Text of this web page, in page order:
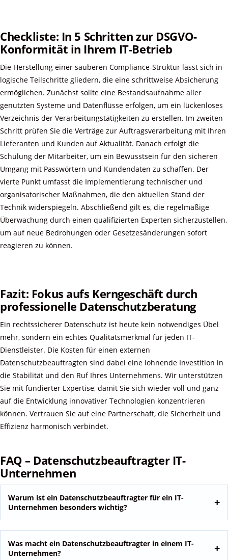
Checkliste: In 5 Schritten zur DSGVO-
Konformität in Ihrem IT-Betrieb
Die Herstellung einer sauberen Compliance-Struktur lässt sich in
logische Teilschritte gliedern, die eine schrittweise Absicherung
ermöglichen. Zunächst sollte eine Bestandsaufnahme aller
genutzten Systeme und Datenflüsse erfolgen, um ein lückenloses
Verzeichnis der Verarbeitungstätigkeiten zu erstellen. Im zweiten
Schritt prüfen Sie die Verträge zur Auftragsverarbeitung mit Ihren
Lieferanten und Kunden auf Aktualität. Danach erfolgt die
Schulung der Mitarbeiter, um ein Bewusstsein für den sicheren
Umgang mit Passwörtern und Kundendaten zu schaffen. Der
vierte Punkt umfasst die Implementierung technischer und
organisatorischer Maßnahmen, die den aktuellen Stand der
Technik widerspiegeln. Abschließend gilt es, die regelmäßige
Überwachung durch einen qualifizierten Experten sicherzustellen,
um auf neue Bedrohungen oder Gesetzesänderungen sofort
reagieren zu können.
Fazit: Fokus aufs Kerngeschäft durch
professionelle Datenschutzberatung
Ein rechtssicherer Datenschutz ist heute kein notwendiges Übel
mehr, sondern ein echtes Qualitätsmerkmal für jeden IT-
Dienstleister. Die Kosten für einen externen
Datenschutzbeauftragten sind dabei eine lohnende Investition in
die Stabilität und den Ruf Ihres Unternehmens. Wir unterstützen
Sie mit fundierter Expertise, damit Sie sich wieder voll und ganz
auf die Entwicklung innovativer Technologien konzentrieren
können. Vertrauen Sie auf eine Partnerschaft, die Sicherheit und
Effizienz harmonisch verbindet.
FAQ – Datenschutzbeauftragter IT-
Unternehmen
Warum ist ein Datenschutzbeauftragter für ein IT-
Unternehmen besonders wichtig?
Was macht ein Datenschutzbeauftragter in einem IT-
Unternehmen?